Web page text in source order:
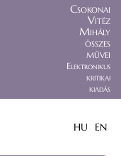
Csokonai
Vitéz
Mihály
összes
művei
Elektronikus
kritikai
kiadás
HU EN